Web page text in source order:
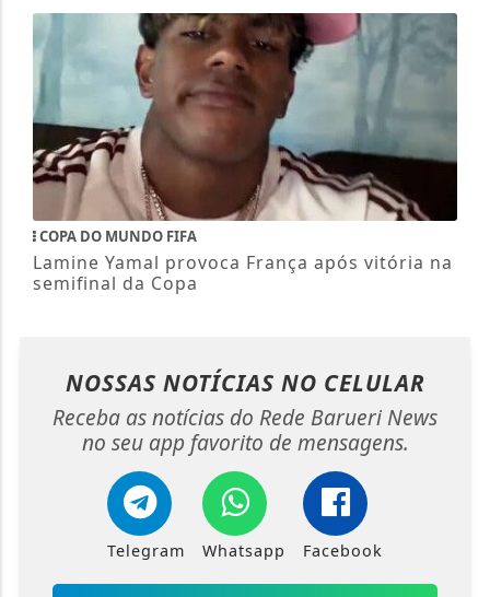
COPA DO MUNDO FIFA
Lamine Yamal provoca França após vitória na
semifinal da Copa
NOSSAS NOTÍCIAS NO CELULAR
Receba as notícias do Rede Barueri News
no seu app favorito de mensagens.
Telegram Whatsapp Facebook